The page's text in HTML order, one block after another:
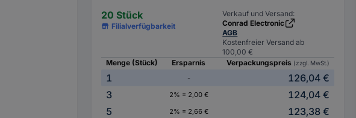
20 Stück
Filialverfügbarkeit
Verkauf und Versand:
Conrad Electronic
AGB
Kostenfreier Versand ab
100,00 €
Menge (Stück)
Ersparnis Verpackungspreis (zzgl. MwSt.)
1 -
126,04 €
3
2% = 2,00 €
124,04 €
5
2% = 2,66 €
123,38 €